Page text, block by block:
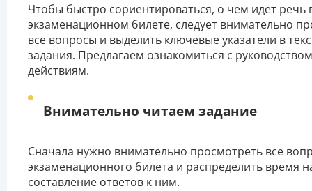
Чтобы быстро сориентироваться, о чем идет речь
экзаменационном билете, следует внимательно
все вопросы и выделить ключевые указатели в
задания. Предлагаем ознакомиться с
действиям.
Внимательно читаем задание
Сначала нужно внимательно просмотреть все
экзаменационного билета и распределить время
составление ответов к ним.